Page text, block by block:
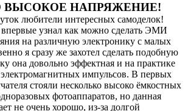
НАПРЯЖЕНИЕ!
любители интересных самоделок!
впервые узнал как можно сделать ЭМИ
на различную электронику с малых
я сразу же захотел сделать подобную
она довольно эффектная и на практике
электромагнитных импульсов. В первых
стояли несколько высоко ёмкостных
фотоаппаратов, но данная
не очень хорошо, из-за долгой